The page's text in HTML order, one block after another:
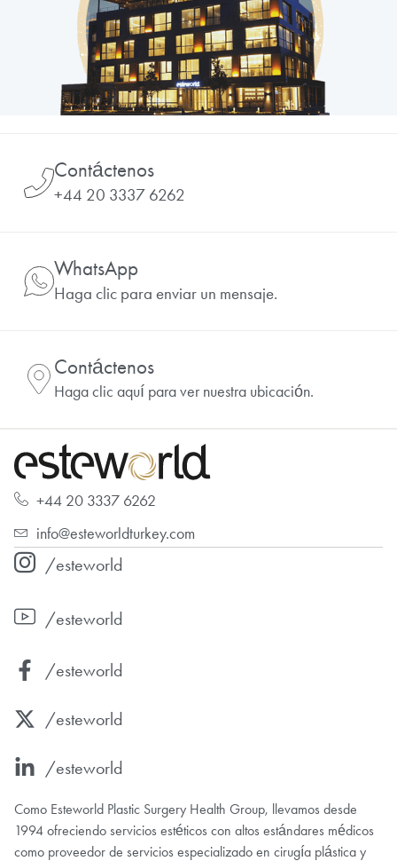
Contáctenos
+44 20 3337 6262
WhatsApp
Haga clic para enviar un mensaje.
Contáctenos
Haga clic aquí para ver nuestra ubicación.
+44 20 3337 6262
info@esteworldturkey.com
/esteworld
/esteworld
/esteworld
/esteworld
/esteworld
Como Esteworld Plastic Surgery Health Group, llevamos desde
1994 ofreciendo servicios estéticos con altos estándares médicos
como proveedor de servicios especializado en cirugía plástica y